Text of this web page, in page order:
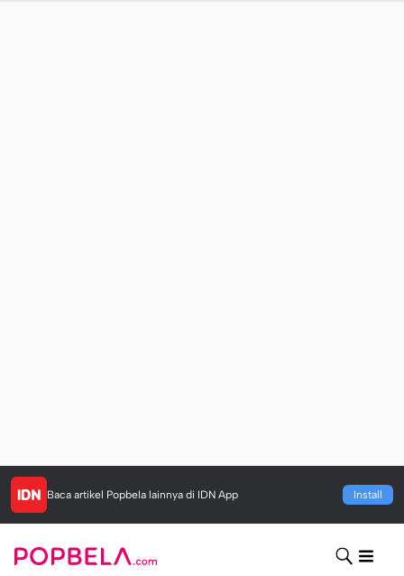
Baca artikel Popbela lainnya di IDN App Install